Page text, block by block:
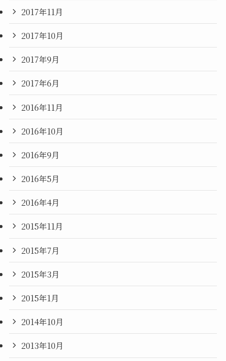
2017年11月
2017年10月
2017年9月
2017年6月
2016年11月
2016年10月
2016年9月
2016年5月
2016年4月
2015年11月
2015年7月
2015年3月
2015年1月
2014年10月
2013年10月